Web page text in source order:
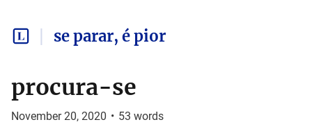
se parar, é pior
procura-se
November 20, 2020 • 53 words